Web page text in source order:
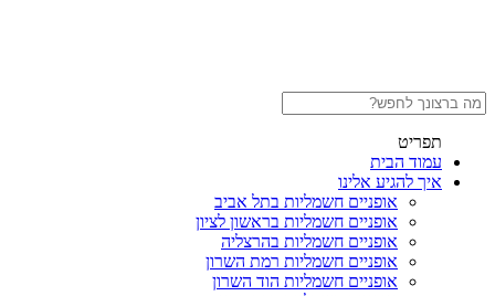
תפריט
עמוד הבית
איך להגיע אלינו
אופניים חשמליות בתל אביב
אופניים חשמליות בראשון לציון
אופניים חשמליות בהרצליה
אופניים חשמליות רמת השרון
אופניים חשמליות הוד השרון